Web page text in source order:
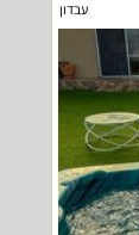
עבדון